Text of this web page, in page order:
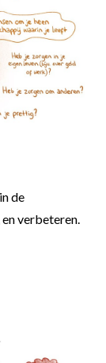
de
verbeteren.